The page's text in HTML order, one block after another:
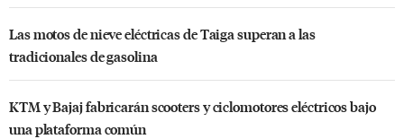
Las motos de nieve eléctricas de Taiga superan a las
tradicionales de gasolina
KTM y Bajaj fabricarán scooters y ciclomotores eléctricos bajo
una plataforma común